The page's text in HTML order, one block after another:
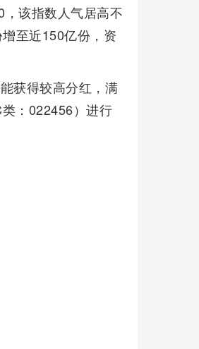
该指数人气居高不
至近150亿份，资
获得较高分红，满
：022456）进行